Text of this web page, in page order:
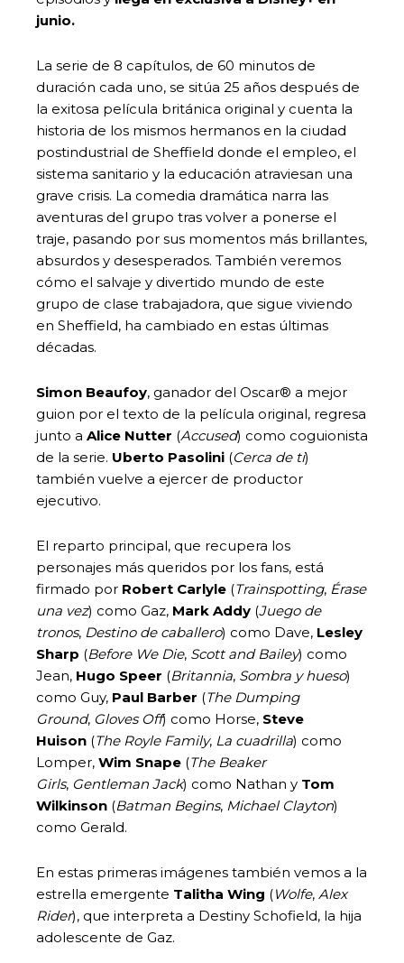
junio.
La serie de 8 capítulos, de 60 minutos de
duración cada uno, se sitúa 25 años después de
la exitosa película británica original y cuenta la
historia de los mismos hermanos en la ciudad
postindustrial de Sheffield donde el empleo, el
sistema sanitario y la educación atraviesan una
grave crisis. La comedia dramática narra las
aventuras del grupo tras volver a ponerse el
traje, pasando por sus momentos más brillantes,
absurdos y desesperados. También veremos
cómo el salvaje y divertido mundo de este
grupo de clase trabajadora, que sigue viviendo
en Sheffield, ha cambiado en estas últimas
décadas.
Simon Beaufoy, ganador del Oscar® a mejor
guion por el texto de la película original, regresa
junto a Alice Nutter (Accused) como coguionista
de la serie. Uberto Pasolini (Cerca de ti)
también vuelve a ejercer de productor
ejecutivo.
El reparto principal, que recupera los
personajes más queridos por los fans, está
firmado por Robert Carlyle (Trainspotting, Érase
una vez) como Gaz, Mark Addy (Juego de
tronos, Destino de caballero) como Dave, Lesley
Sharp (Before We Die, Scott and Bailey) como
Jean, Hugo Speer (Britannia, Sombra y hueso)
como Guy, Paul Barber (The Dumping
Ground, Gloves Off) como Horse, Steve
Huison (The Royle Family, La cuadrilla) como
Lomper, Wim Snape (The Beaker
Girls, Gentleman Jack) como Nathan y Tom
Wilkinson (Batman Begins, Michael Clayton)
como Gerald.
En estas primeras imágenes también vemos a la
estrella emergente Talitha Wing (Wolfe, Alex
Rider), que interpreta a Destiny Schofield, la hija
adolescente de Gaz.